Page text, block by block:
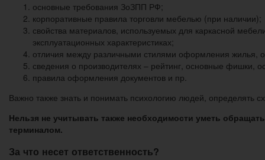
основные требования ЗоЗПП РФ;
корпоративные правила торговли мебелью (при наличии);
свойства материалов, используемых для каркасной
эксплуатационных характеристиках;
отличия между различными стилями оформления жилья,
сведения о производителях – рейтинг, основные фишки,
правила оформления документов и пр.
Важно также знать и понимать психологию людей, определять
Нельзя не учитывать также необходимости уметь
терминалом.
За что несет ответственность?